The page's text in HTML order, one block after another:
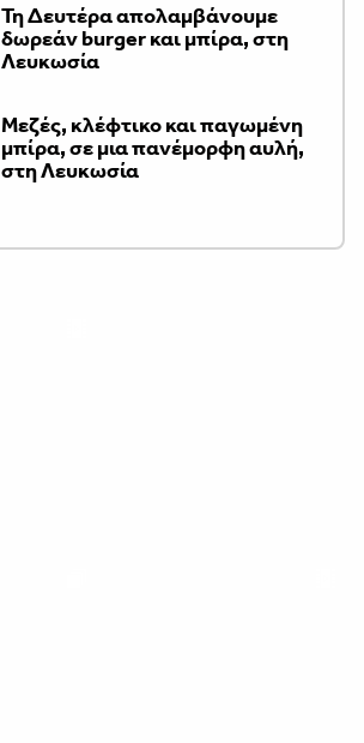
Τη Δευτέρα απολαμβάνουμε
δωρεάν burger και μπίρα, στη
Λευκωσία
Μεζές, κλέφτικο και παγωμένη
μπίρα, σε μια πανέμορφη αυλή,
στη Λευκωσία